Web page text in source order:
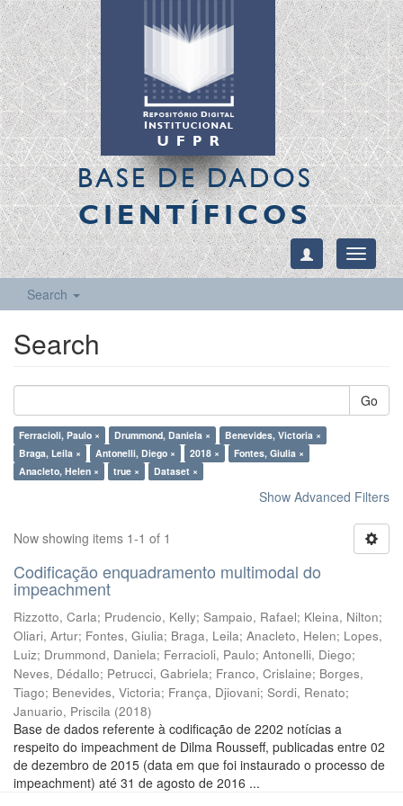
BASE DE DADOS
CIENTÍFICOS
Toggle
Search
Search
Go
Ferracioli, Paulo × Drummond, Daniela ×
Benevides, Victoria ×
Braga, Leila ×
Antonelli, Diego × 2018 ×
Fontes, Giulia ×
Anacleto, Helen ×
true × Dataset ×
Show Advanced Filters
Now showing items 1-1 of 1
Codificação enquadramento multimodal do
impeachment
Rizzotto, Carla; Prudencio, Kelly; Sampaio, Rafael; Kleina, Nilton;
Oliari, Artur; Fontes, Giulia; Braga, Leila; Anacleto, Helen; Lopes,
Luiz; Drummond, Daniela; Ferracioli, Paulo; Antonelli, Diego;
Neves, Dédallo; Petrucci, Gabriela; Franco, Crislaine; Borges,
Tiago; Benevides, Victoria; França, Djiovani; Sordi, Renato;
Januario, Priscila (2018)
Base de dados referente à codificação de 2202 notícias a
respeito do impeachment de Dilma Rousseff, publicadas entre 02
de dezembro de 2015 (data em que foi instaurado o processo de
impeachment) até 31 de agosto de 2016 ...